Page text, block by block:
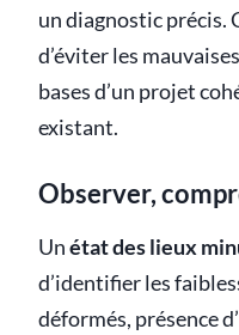
un diagnostic précis.
d’éviter les
bases d’un projet
existant.
Observer,
Unétat des lieux
d’identifier les
déformés, présence